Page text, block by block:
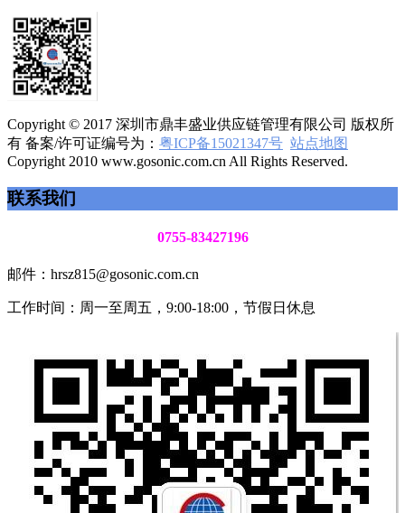
Copyright © 2017 深圳市鼎丰盛业供应链管理有限公司 版权所
有 备案/许可证编号为： 粤ICP备15021347号 站点地图
Copyright 2010 www.gosonic.com.cn All Rights Reserved.
联系我们
0755-83427196
邮件：hrsz815@gosonic.com.cn
工作时间：周一至周五，9:00-18:00，节假日休息